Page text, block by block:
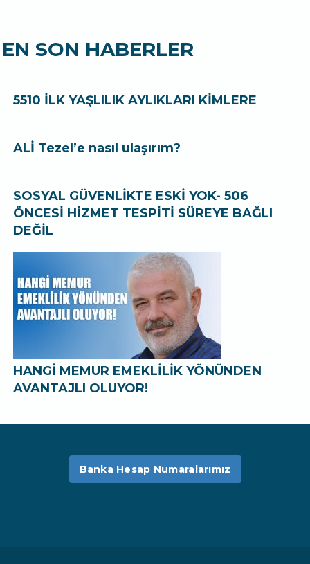
EN SON HABERLER
5510 İLK YAŞLILIK AYLIKLARI KİMLERE
ALİ Tezel’e nasıl ulaşırım?
SOSYAL GÜVENLİKTE ESKİ YOK- 506
ÖNCESİ HİZMET TESPİTİ SÜREYE BAĞLI
DEĞİL
HANGİ MEMUR EMEKLİLİK YÖNÜNDEN
AVANTAJLI OLUYOR!
Banka Hesap Numaralarımız